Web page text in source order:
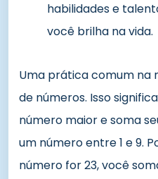
habilidades e
você brilha na vida.
Uma prática comum na
de números. Isso
número maior e soma
um número entre 1 e 9.
número for 23, você